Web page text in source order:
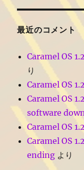
最近のコメント
Caramel OS
り
Caramel OS
Caramel OS
software
Caramel OS
Caramel OS
ending より